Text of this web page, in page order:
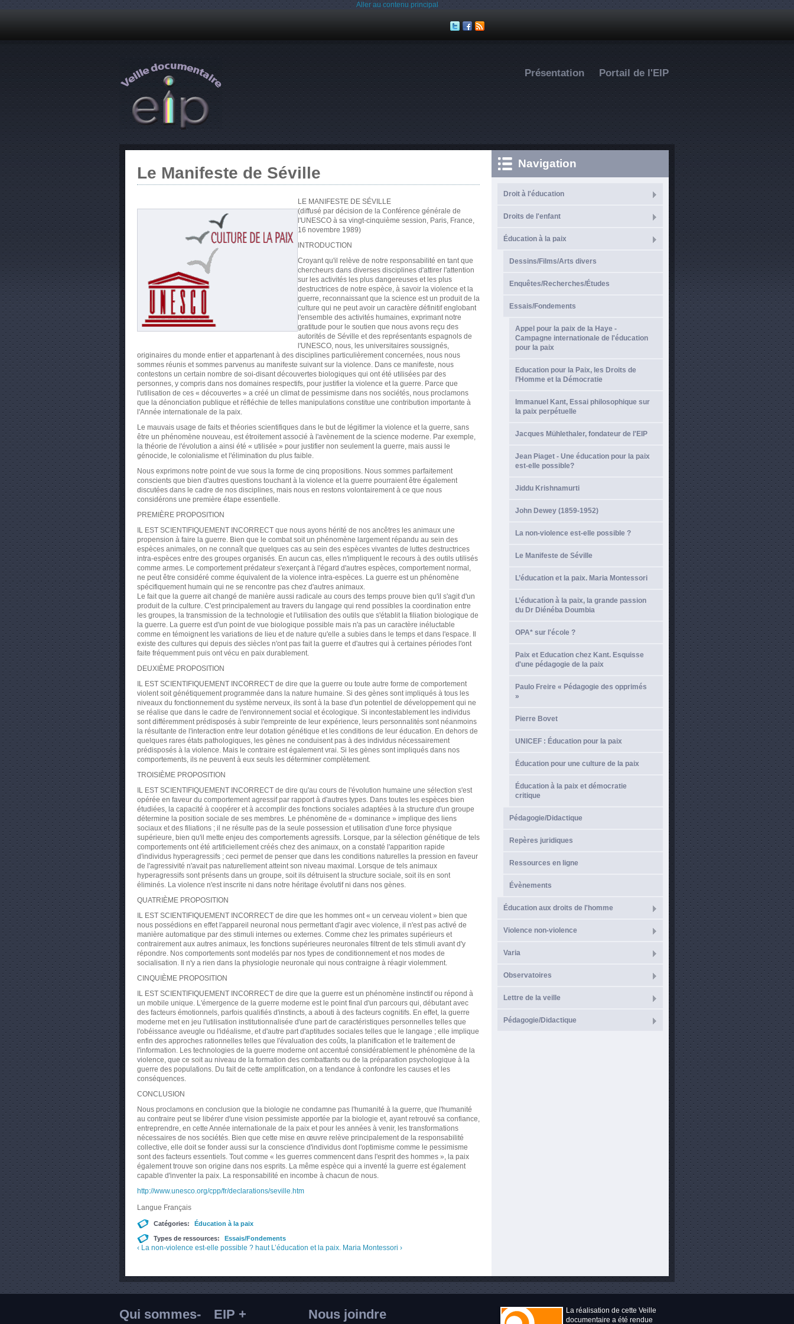
Aller au contenu principal
Présentation Portail de l'EIP
Le Manifeste de Séville
LE MANIFESTE DE SÉVILLE
(diffusé par décision de la Conférence générale de
l'UNESCO à sa vingt-cinquième session, Paris, France,
16 novembre 1989)
INTRODUCTION
Croyant qu'il relève de notre responsabilité en tant que
chercheurs dans diverses disciplines d'attirer l'attention
sur les activités les plus dangereuses et les plus
destructrices de notre espèce, à savoir la violence et la
guerre, reconnaissant que la science est un produit de la
culture qui ne peut avoir un caractère définitif englobant
l'ensemble des activités humaines, exprimant notre
gratitude pour le soutien que nous avons reçu des
autorités de Séville et des représentants espagnols de
l'UNESCO, nous, les universitaires soussignés,
originaires du monde entier et appartenant à des disciplines particulièrement concernées, nous nous
sommes réunis et sommes parvenus au manifeste suivant sur la violence. Dans ce manifeste, nous
contestons un certain nombre de soi-disant découvertes biologiques qui ont été utilisées par des
personnes, y compris dans nos domaines respectifs, pour justifier la violence et la guerre. Parce que
l'utilisation de ces « découvertes » a créé un climat de pessimisme dans nos sociétés, nous proclamons
que la dénonciation publique et réfléchie de telles manipulations constitue une contribution importante à
l'Année internationale de la paix.
Le mauvais usage de faits et théories scientifiques dans le but de légitimer la violence et la guerre, sans
être un phénomène nouveau, est étroitement associé à l'avènement de la science moderne. Par exemple,
la théorie de l'évolution a ainsi été « utilisée » pour justifier non seulement la guerre, mais aussi le
génocide, le colonialisme et l'élimination du plus faible.
Nous exprimons notre point de vue sous la forme de cinq propositions. Nous sommes parfaitement
conscients que bien d'autres questions touchant à la violence et la guerre pourraient être également
discutées dans le cadre de nos disciplines, mais nous en restons volontairement à ce que nous
considérons une première étape essentielle.
PREMIÈRE PROPOSITION
IL EST SCIENTIFIQUEMENT INCORRECT que nous ayons hérité de nos ancêtres les animaux une
propension à faire la guerre. Bien que le combat soit un phénomène largement répandu au sein des
espèces animales, on ne connaît que quelques cas au sein des espèces vivantes de luttes destructrices
intra-espèces entre des groupes organisés. En aucun cas, elles n'impliquent le recours à des outils utilisés
comme armes. Le comportement prédateur s'exerçant à l'égard d'autres espèces, comportement normal,
ne peut être considéré comme équivalent de la violence intra-espèces. La guerre est un phénomène
spécifiquement humain qui ne se rencontre pas chez d'autres animaux.
Le fait que la guerre ait changé de manière aussi radicale au cours des temps prouve bien qu'il s'agit d'un
produit de la culture. C'est principalement au travers du langage qui rend possibles la coordination entre
les groupes, la transmission de la technologie et l'utilisation des outils que s'établit la filiation biologique de
la guerre. La guerre est d'un point de vue biologique possible mais n'a pas un caractère inéluctable
comme en témoignent les variations de lieu et de nature qu'elle a subies dans le temps et dans l'espace. Il
existe des cultures qui depuis des siècles n'ont pas fait la guerre et d'autres qui à certaines périodes l'ont
faite fréquemment puis ont vécu en paix durablement.
DEUXIÈME PROPOSITION
IL EST SCIENTIFIQUEMENT INCORRECT de dire que la guerre ou toute autre forme de comportement
violent soit génétiquement programmée dans la nature humaine. Si des gènes sont impliqués à tous les
niveaux du fonctionnement du système nerveux, ils sont à la base d'un potentiel de développement qui ne
se réalise que dans le cadre de l'environnement social et écologique. Si incontestablement les individus
sont différemment prédisposés à subir l'empreinte de leur expérience, leurs personnalités sont néanmoins
la résultante de l'interaction entre leur dotation génétique et les conditions de leur éducation. En dehors de
quelques rares états pathologiques, les gènes ne conduisent pas à des individus nécessairement
prédisposés à la violence. Mais le contraire est également vrai. Si les gènes sont impliqués dans nos
comportements, ils ne peuvent à eux seuls les déterminer complètement.
TROISIÈME PROPOSITION
IL EST SCIENTIFIQUEMENT INCORRECT de dire qu'au cours de l'évolution humaine une sélection s'est
opérée en faveur du comportement agressif par rapport à d'autres types. Dans toutes les espèces bien
étudiées, la capacité à coopérer et à accomplir des fonctions sociales adaptées à la structure d'un groupe
détermine la position sociale de ses membres. Le phénomène de « dominance » implique des liens
sociaux et des filiations ; il ne résulte pas de la seule possession et utilisation d'une force physique
supérieure, bien qu'il mette enjeu des comportements agressifs. Lorsque, par la sélection génétique de tels
comportements ont été artificiellement créés chez des animaux, on a constaté l'apparition rapide
d'individus hyperagressifs ; ceci permet de penser que dans les conditions naturelles la pression en faveur
de l'agressivité n'avait pas naturellement atteint son niveau maximal. Lorsque de tels animaux
hyperagressifs sont présents dans un groupe, soit ils détruisent la structure sociale, soit ils en sont
éliminés. La violence n'est inscrite ni dans notre héritage évolutif ni dans nos gènes.
QUATRIÈME PROPOSITION
IL EST SCIENTIFIQUEMENT INCORRECT de dire que les hommes ont « un cerveau violent » bien que
nous possédions en effet l'appareil neuronal nous permettant d'agir avec violence, il n'est pas activé de
manière automatique par des stimuli internes ou externes. Comme chez les primates supérieurs et
contrairement aux autres animaux, les fonctions supérieures neuronales filtrent de tels stimuli avant d'y
répondre. Nos comportements sont modelés par nos types de conditionnement et nos modes de
socialisation. Il n'y a rien dans la physiologie neuronale qui nous contraigne à réagir violemment.
CINQUIÈME PROPOSITION
IL EST SCIENTIFIQUEMENT INCORRECT de dire que la guerre est un phénomène instinctif ou répond à
un mobile unique. L'émergence de la guerre moderne est le point final d'un parcours qui, débutant avec
des facteurs émotionnels, parfois qualifiés d'instincts, a abouti à des facteurs cognitifs. En effet, la guerre
moderne met en jeu l'utilisation institutionnalisée d'une part de caractéristiques personnelles telles que
l'obéissance aveugle ou l'idéalisme, et d'autre part d'aptitudes sociales telles que le langage ; elle implique
enfin des approches rationnelles telles que l'évaluation des coûts, la planification et le traitement de
l'information. Les technologies de la guerre moderne ont accentué considérablement le phénomène de la
violence, que ce soit au niveau de la formation des combattants ou de la préparation psychologique à la
guerre des populations. Du fait de cette amplification, on a tendance à confondre les causes et les
conséquences.
CONCLUSION
Nous proclamons en conclusion que la biologie ne condamne pas l'humanité à la guerre, que l'humanité
au contraire peut se libérer d'une vision pessimiste apportée par la biologie et, ayant retrouvé sa confiance,
entreprendre, en cette Année internationale de la paix et pour les années à venir, les transformations
nécessaires de nos sociétés. Bien que cette mise en œuvre relève principalement de la responsabilité
collective, elle doit se fonder aussi sur la conscience d'individus dont l'optimisme comme le pessimisme
sont des facteurs essentiels. Tout comme « les guerres commencent dans l'esprit des hommes », la paix
également trouve son origine dans nos esprits. La même espèce qui a inventé la guerre est également
capable d'inventer la paix. La responsabilité en incombe à chacun de nous.
http://www.unesco.org/cpp/fr/declarations/seville.htm
Langue Français
Catégories: Éducation à la paix
Types de ressources: Essais/Fondements
‹ La non-violence est-elle possible ? haut L’éducation et la paix. Maria Montessori ›
Navigation
Droit à l'éducation
Droits de l'enfant
Éducation à la paix
Dessins/Films/Arts divers
Enquêtes/Recherches/Études
Essais/Fondements
Appel pour la paix de la Haye -
Campagne internationale de l'éducation
pour la paix
Education pour la Paix, les Droits de
l’Homme et la Démocratie
Immanuel Kant, Essai philosophique sur
la paix perpétuelle
Jacques Mühlethaler, fondateur de l'EIP
Jean Piaget - Une éducation pour la paix
est-elle possible?
Jiddu Krishnamurti
John Dewey (1859-1952)
La non-violence est-elle possible ?
Le Manifeste de Séville
L’éducation et la paix. Maria Montessori
L’éducation à la paix, la grande passion
du Dr Diénéba Doumbia
OPA* sur l'école ?
Paix et Education chez Kant. Esquisse
d'une pédagogie de la paix
Paulo Freire « Pédagogie des opprimés
»
Pierre Bovet
UNICEF : Éducation pour la paix
Éducation pour une culture de la paix
Éducation à la paix et démocratie
critique
Pédagogie/Didactique
Repères juridiques
Ressources en ligne
Évènements
Éducation aux droits de l'homme
Violence non-violence
Varia
Observatoires
Lettre de la veille
Pédagogie/Didactique
Qui sommes- EIP + Nous joindre
La réalisation de cette Veille
documentaire a été rendue